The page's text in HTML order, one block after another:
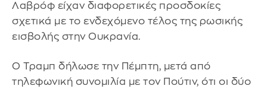
Λαβρόφ είχαν διαφορετικές προσδοκίες
σχετικά με το ενδεχόμενο τέλος της ρωσικής
εισβολής στην Ουκρανία.
Ο Τραμπ δήλωσε την Πέμπτη, μετά από
τηλεφωνική συνομιλία με τον Πούτιν, ότι οι δύο